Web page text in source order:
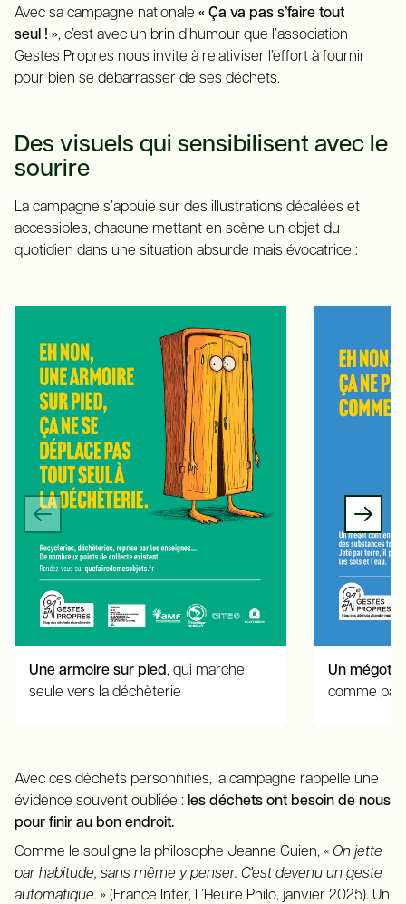
Avec sa campagne nationale « Ça va pas s’faire tout
seul ! », c’est avec un brin d’humour que l’association
Gestes Propres nous invite à relativiser l’effort à fournir
pour bien se débarrasser de ses déchets.
Des visuels qui sensibilisent avec le
sourire
La campagne s’appuie sur des illustrations décalées et
accessibles, chacune mettant en scène un objet du
quotidien dans une situation absurde mais évocatrice :
Une armoire sur pied, qui marche
seule vers la déchèterie
Un mégot
comme par
Avec ces déchets personnifiés, la campagne rappelle une
évidence souvent oubliée : les déchets ont besoin de nous
pour finir au bon endroit.
Comme le souligne la philosophe Jeanne Guien, « On jette
par habitude, sans même y penser. C’est devenu un geste
automatique. » (France Inter, L’Heure Philo, janvier 2025). Un